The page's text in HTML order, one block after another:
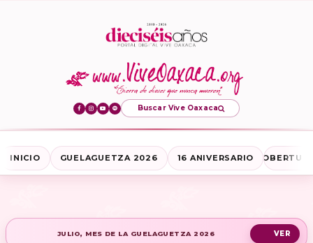
Buscar Vive Oaxaca
INICIO GUELAGUETZA 2026 16 ANIVERSARIO
JULIO, MES DE LA GUELAGUETZA 2026